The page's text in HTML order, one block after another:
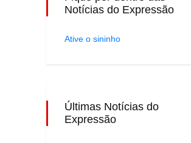
Notícias do Expressão
Ative o sininho
Últimas Notícias do
Expressão